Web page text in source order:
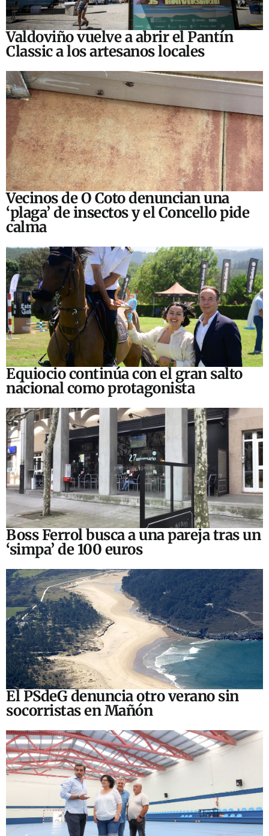
Valdoviño vuelve a abrir el Pantín
Classic a los artesanos locales
Vecinos de O Coto denuncian una
‘plaga’ de insectos y el Concello pide
calma
Equiocio continúa con el gran salto
nacional como protagonista
Boss Ferrol busca a una pareja tras un
‘simpa’ de 100 euros
El PSdeG denuncia otro verano sin
socorristas en Mañón